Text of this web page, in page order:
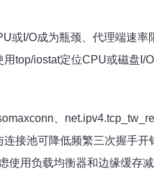
或I/O成为瓶颈、代理端速
top/iostat定位CPU或磁盘I/
、
接池可降低频繁三次握手
用负载均衡器和边缘缓存减